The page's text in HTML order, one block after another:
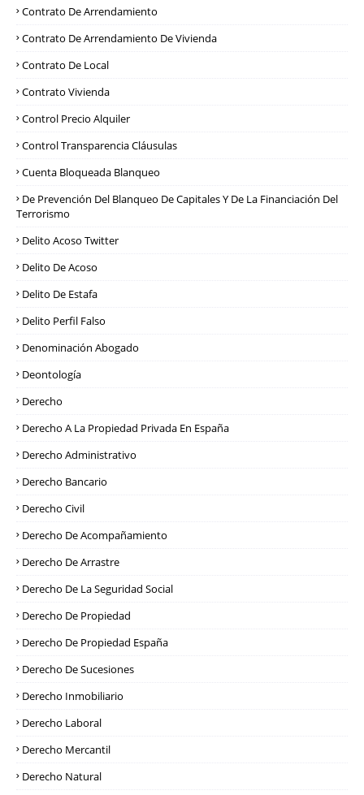
Contrato De Arrendamiento
Contrato De Arrendamiento De Vivienda
Contrato De Local
Contrato Vivienda
Control Precio Alquiler
Control Transparencia Cláusulas
Cuenta Bloqueada Blanqueo
De Prevención Del Blanqueo De Capitales Y De La Financiación Del
Terrorismo
Delito Acoso Twitter
Delito De Acoso
Delito De Estafa
Delito Perfil Falso
Denominación Abogado
Deontología
Derecho
Derecho A La Propiedad Privada En España
Derecho Administrativo
Derecho Bancario
Derecho Civil
Derecho De Acompañamiento
Derecho De Arrastre
Derecho De La Seguridad Social
Derecho De Propiedad
Derecho De Propiedad España
Derecho De Sucesiones
Derecho Inmobiliario
Derecho Laboral
Derecho Mercantil
Derecho Natural